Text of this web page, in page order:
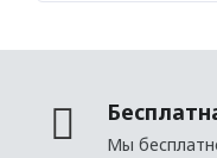
Декоративные
Мы